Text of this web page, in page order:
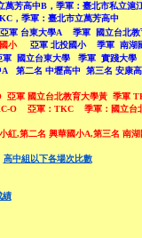
萬芳高中B，季軍：臺北市私立滬
，季軍：臺北市立萬芳高中
亞軍 台東大學A 季軍
國立台北
小 亞軍 北投國小 季軍 南湖
國立台東大學 季軍 實踐大學
A 第二名 中壢高中 第三名 安康
亞軍 國立台北教育大學黃 季軍
O 亞軍：TKC 季軍：國立台
紅,第二名 興華國小A,第三名 南
高中組以下各場次比數
績